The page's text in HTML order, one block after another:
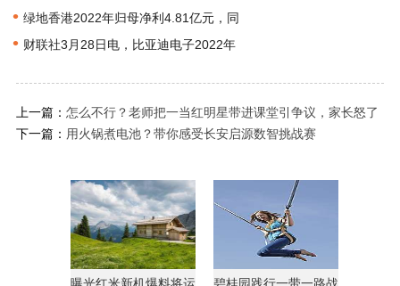
• 绿地香港2022年归母净利4.81亿元，同
• 财联社3月28日电，比亚迪电子2022年
上一篇： 怎么不行？老师把一当红明星带进课堂引争议，家长怒了
下一篇： 用火锅煮电池？带你感受长安启源数智挑战赛